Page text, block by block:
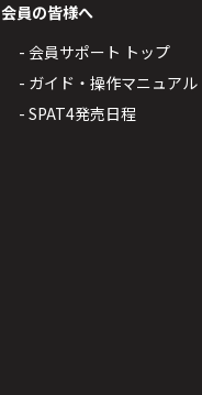
会員の皆様へ
- 会員サポート トップ
- ガイド・操作マニュアル
- SPAT4発売日程